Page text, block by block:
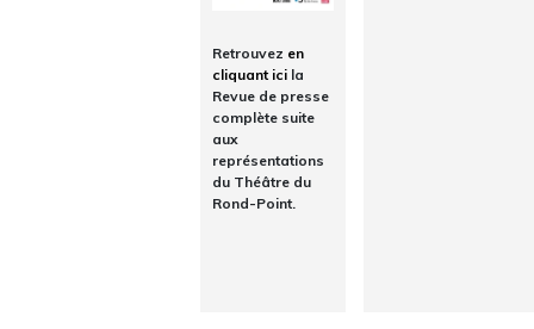
Retrouvez en
cliquant ici la
Revue de presse
complète suite
aux
représentations
du Théâtre du
Rond-Point.